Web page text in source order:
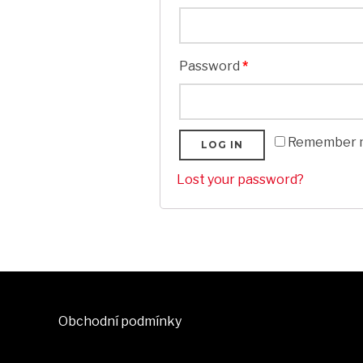
Password *
Remember
LOG IN
Lost your password?
Obchodní podmínky